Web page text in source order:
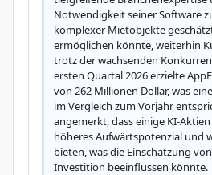
Notwendigkeit seiner Software
komplexer Mietobjekte
ermöglichen könnte, weiterhin
trotz der wachsenden
ersten Quartal 2026 erzielte
von 262 Millionen Dollar, was
im Vergleich zum Vorjahr
angemerkt, dass einige KI-
höheres Aufwärtspotenzial und
bieten, was die Einschätzung
Investition beeinflussen könnte.